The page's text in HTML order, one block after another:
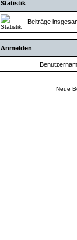
Statistik
Beiträge
Anmelden
Neue